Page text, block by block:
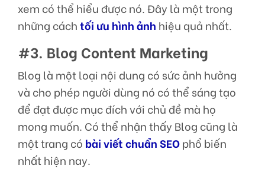
xem có thể hiểu được nó. Đây là một trong
những cáchtối ưu hình ảnh hiệu quả nhất.
#3. Blog Content Marketing
Blog là một loại nội dung có sức ảnh hưởng
và cho phép người dùng nó có thể sáng tạo
để đạt được mục đích với chủ đề mà họ
mong muốn. Có thể nhận thấy Blog cũng là
một trang có bài viết chuẩn SEOphổ biến
nhất hiện nay.